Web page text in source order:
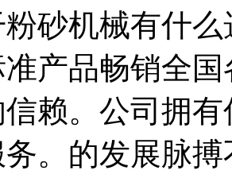
砂机械有什
产品畅销全
赖。公司拥
。的发展脉